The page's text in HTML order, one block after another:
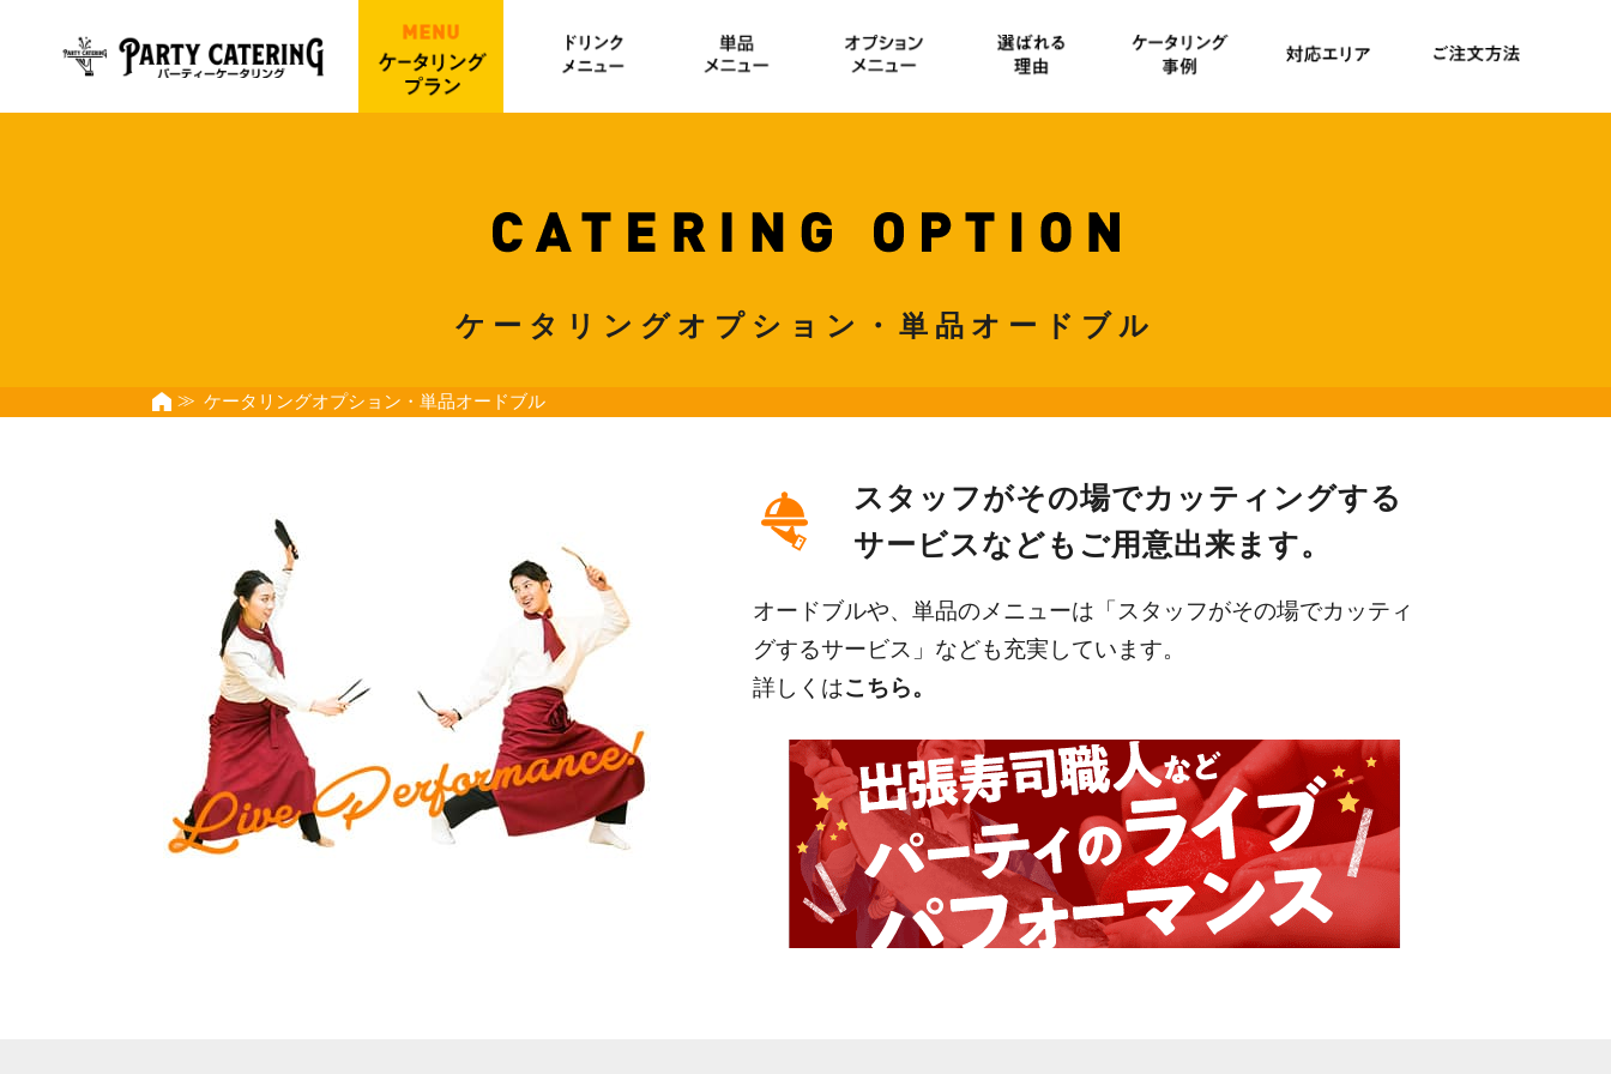
ケータリングオプション・ 単品オードブル
ケータリングオプション・単品オードブル
スタッフがその場でカッティングする
サービスなども ご用意出来ます。
オードブルや、単品のメニューは「スタッフがその場でカッティ
グするサービス」なども充実しています。
詳しくはこちら。